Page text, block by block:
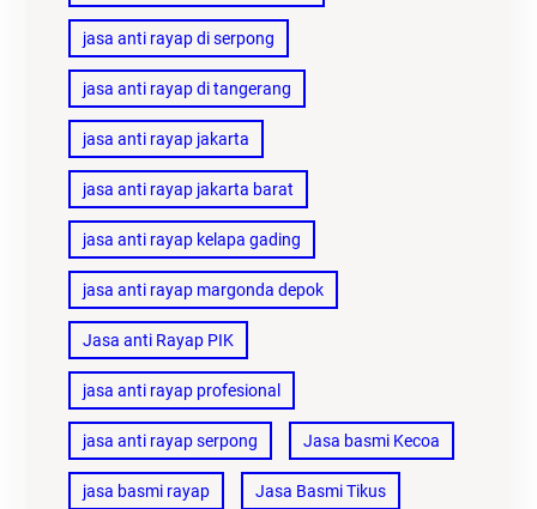
jasa anti rayap di serpong
jasa anti rayap di tangerang
jasa anti rayap jakarta
jasa anti rayap jakarta barat
jasa anti rayap kelapa gading
jasa anti rayap margonda depok
Jasa anti Rayap PIK
jasa anti rayap profesional
jasa anti rayap serpong Jasa basmi Kecoa
jasa basmi rayap Jasa Basmi Tikus